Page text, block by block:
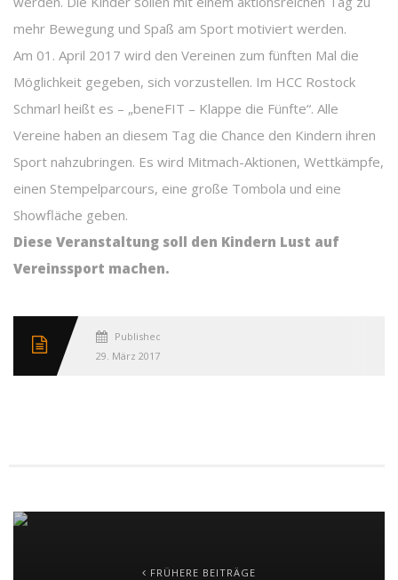
mehr Bewegung und Spaß am Sport motiviert werden.
Am 01. April 2017 wird den Vereinen zum fünften Mal die
Möglichkeit gegeben, sich vorzustellen. Im HCC Rostock
Schmarl heißt es – „beneFIT – Klappe die Fünfte“. Alle
Vereine haben an diesem Tag die Chance den Kindern ihren
Sport nahzubringen. Es wird Mitmach-Aktionen, Wettkämpfe,
einen Stempelparcours, eine große Tombola und eine
Showfläche geben.
Diese Veranstaltung soll den Kindern Lust auf
Vereinssport machen.
Published
29. März 2017
FRÜHERE BEITRÄGE